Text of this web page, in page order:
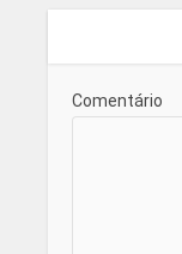
Comentário